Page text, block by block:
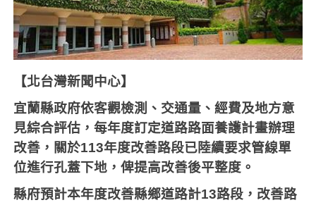
【北台灣新聞中心】
宜蘭縣政府依客觀檢測、交通量、經費及地方意
見綜合評估，每年度訂定道路路面養護計畫辦理
改善，關於113年度改善路段已陸續要求管線單
位進行孔蓋下地，俾提高改善後平整度。
縣府預計本年度改善縣鄉道路計13路段，改善路